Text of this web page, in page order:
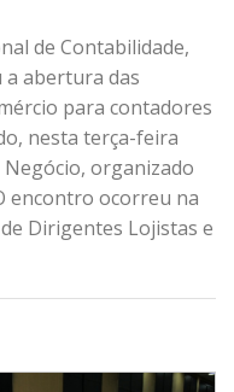
de Contabilidade,
a abertura das
para contadores
nesta terça-feira
organizado
encontro ocorreu na
Dirigentes Lojistas e